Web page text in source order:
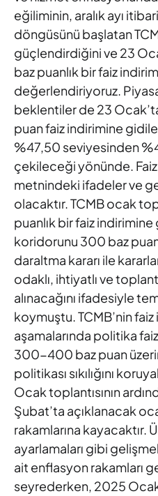
eğiliminin, aralık ayı
döngüsünü başlatan
güçlendirdiğini ve 23
baz puanlık bir faiz
değerlendiriyoruz.
beklentiler de 23
puan faiz indirimine
%47,50 seviyesinden
çekileceğiyönünde.
metnindeki ifadeler ve
olacaktır. TCMB ocak
puanlık bir faizindirimine
koridorunu 300 baz
daraltma kararı ile
odaklı, ihtiyatlı ve
alınacağını ifadesiyle
koymuştu. TCMB’nin
aşamalarında politika
300-400 baz puan
politikası sıkılığını
Ocak toplantısının
Şubat’ta açıklanacak
rakamlarına kayacaktır.
ayarlamaları gibi
ait enflasyon rakamları
seyrederken, 2025